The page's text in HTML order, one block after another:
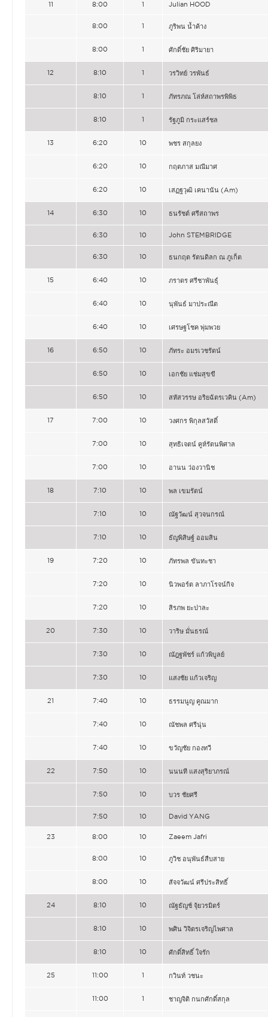
11 8:00 1 Julian HOOD
8:00 1 ภูริพน น้ำค้าง
8:00 1 ศักดิ์ชัย ศิริมายา
12 8:10 1 วรวิทย์ วรพันธ์
8:10 1 ภัทรภณ โล่ห์สถาพรพิพิธ
8:10 1 รัฐภูมิ กระแสร์ชล
13 6:20 10 พชร สกุลยง
6:20 10 กฤตภาส มณีมาศ
6:20 10 เสฏฐวุฒิ เคนานัน (Am)
14 6:30 10 ธนรัชต์ ศรีสถาพร
6:30 10 John STEMBRIDGE
6:30 10 ธนกฤต รัตนดิลก ณ ภูเก็ต
15 6:40 10 ภราดร ศรีชาพันธุ์
6:40 10 นุพันธ์ มาประณีต
6:40 10 เศรษฐโชค พุ่มพวย
16 6:50 10 ภัทระ อมรเวชรัตน์
6:50 10 เอกชัย แช่มสุขขี
6:50 10 สหัสวรรษ อริยฉัตรเวคิน (Am)
17 7:00 10 วงศกร พิกุลสวัสดิ์
7:00 10 สุทธิเจตน์ คูห์รัตนพิศาล
7:00 10 อานน ว่องวานิช
18 7:10 10 พล เขมรัตน์
7:10 10 ณัฐวัฒน์ สุวจนกรณ์
7:10 10 ธัญพิสิษฐ์ ออมสิน
19 7:20 10 ภัทรพล ขันทะชา
7:20 10 นิวพอร์ต ลาภาโรจน์กิจ
7:20 10 สิรภพ ยะปาละ
20 7:30 10 วาริษ มั่นธรณ์
7:30 10 ณัฎฐพัชร์ แก้วพิบูลย์
7:30 10 แสงชัย แก้วเจริญ
21 7:40 10 ธรรมนูญ คูณมาก
7:40 10 ณัชพล ศรีนุ่น
7:40 10 ขวัญชัย กองทวี
22 7:50 10 นนนที แสงสุริยาภรณ์
7:50 10 บวร ชัยศรี
7:50 10 David YANG
23 8:00 10 Zaeem Jafri
8:00 10 ภูวิช อนุพันธ์สืบสาย
8:00 10 สัจจวัฒน์ ศรีประสิทธิ์
24 8:10 10 ณัฐธัญช์ จุ้ยวรมิตร์
8:10 10 พศิน วิจิตรเจริญไพศาล
8:10 10 ศักดิ์สิทธิ์ ใจรัก
25 11:00 1 กวินท์ วชนะ
11:00 1 ชาญจิติ กนกศักดิ์สกุล